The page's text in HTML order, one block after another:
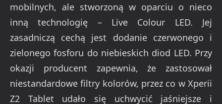
mobilnych, ale stworzoną w oparciu o nieco
inną technologię – Live Colour LED. Jej
zasadniczą cechą jest dodanie czerwonego i
zielonego fosforu do niebieskich diod LED. Przy
okazji producent zapewnia, że zastosował
niestandardowe filtry kolorów, przez co w Xperii
Z2 Tablet udało się uchwycić jaśniejsze i